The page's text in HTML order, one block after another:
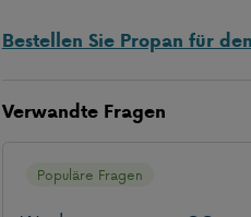
Bestellen Sie Propan für
Verwandte Fragen
Populäre Fragen